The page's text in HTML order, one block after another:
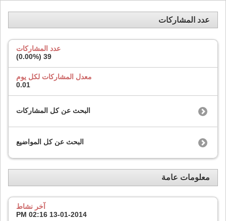
عدد المشاركات
عدد المشاركات
39 (
0.00%
)
معدل المشاركات لكل يوم
0.01
البحث عن كل المشاركات
البحث عن كل المواضيع
معلومات عامة
آخر نشاط
13-01-2014
02:16 PM